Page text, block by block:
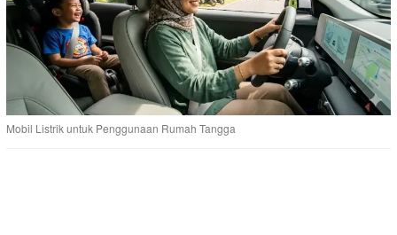
Mobil Listrik untuk Penggunaan Rumah Tangga